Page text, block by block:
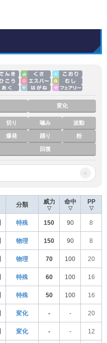
変化
切り 噛み 波動
爆発 踊り 粉
回復
×
分類 威力
▽
命中
▽
PP
▽
特殊 150 90 8
物理 150 90 8
物理 70 100 20
特殊 60 100 16
特殊 50 100 16
変化 - - 20
変化 - - 12